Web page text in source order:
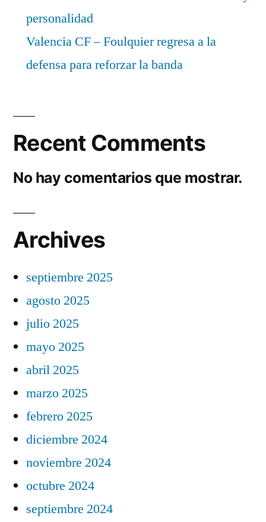
personalidad
Valencia CF – Foulquier regresa a la
defensa para reforzar la banda
Recent Comments
No hay comentarios que mostrar.
Archives
septiembre 2025
agosto 2025
julio 2025
mayo 2025
abril 2025
marzo 2025
febrero 2025
diciembre 2024
noviembre 2024
octubre 2024
septiembre 2024